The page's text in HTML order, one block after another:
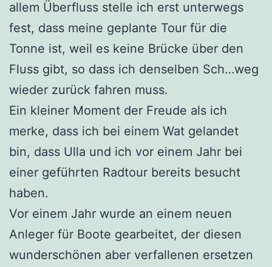
allem Überfluss stelle ich erst unterwegs
fest, dass meine geplante Tour für die
Tonne ist, weil es keine Brücke über den
Fluss gibt, so dass ich denselben Sch…weg
wieder zurück fahren muss.
Ein kleiner Moment der Freude als ich
merke, dass ich bei einem Wat gelandet
bin, dass Ulla und ich vor einem Jahr bei
einer geführten Radtour bereits besucht
haben.
Vor einem Jahr wurde an einem neuen
Anleger für Boote gearbeitet, der diesen
wunderschönen aber verfallenen ersetzen